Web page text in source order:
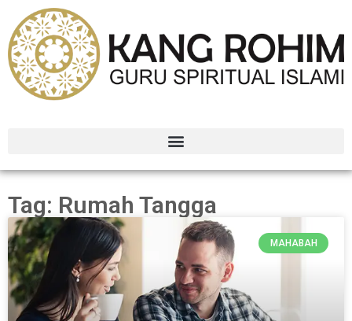
Tag: Rumah Tangga
MAHABAH